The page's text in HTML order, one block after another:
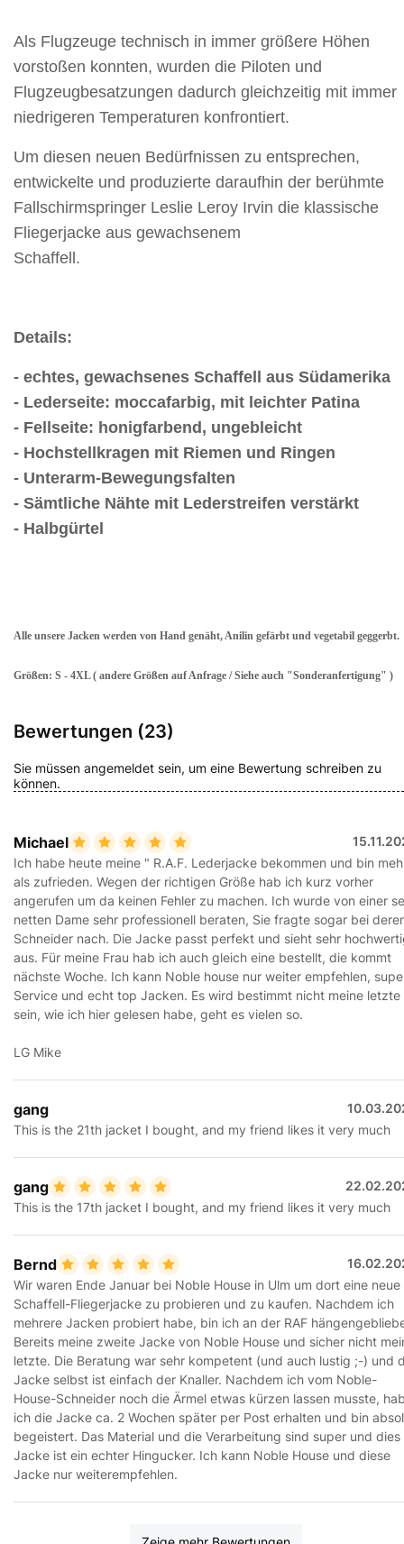
Als Flugzeuge technisch in immer größere Höhen
vorstoßen konnten, wurden die Piloten und
Flugzeugbesatzungen dadurch gleichzeitig mit immer
niedrigeren Temperaturen konfrontiert.
Um diesen neuen Bedürfnissen zu entsprechen,
entwickelte und produzierte daraufhin der berühmte
Fallschirmspringer Leslie Leroy Irvin die klassische
Fliegerjacke aus gewachsenem
Schaffell.
Details:
- echtes, gewachsenes Schaffell aus Südamerika
- Lederseite: moccafarbig, mit leichter Patina
- Fellseite: honigfarbend, ungebleicht
- Hochstellkragen mit Riemen und Ringen
- Unterarm-Bewegungsfalten
- Sämtliche Nähte mit Lederstreifen verstärkt
- Halbgürtel
Alle unsere Jacken werden von Hand genäht, Anilin gefärbt und vegetabil geggerbt.
Größen: S - 4XL ( andere Größen auf Anfrage / Siehe auch "Sonderanfertigung" )
Bewertungen (23)
Sie müssen angemeldet sein, um eine Bewertung schreiben zu
können.
Michael
Ich habe heute meine " R.A.F. Lederjacke bekommen und bin
als zufrieden. Wegen der richtigen Größe hab ich kurz vorher
angerufen um da keinen Fehler zu machen. Ich wurde von einer
netten Dame sehr professionell beraten, Sie fragte sogar bei
Schneider nach. Die Jacke passt perfekt und sieht sehr
aus. Für meine Frau hab ich auch gleich eine bestellt, die kommt
nächste Woche. Ich kann Noble house nur weiter empfehlen,
Service und echt top Jacken. Es wird bestimmt nicht meine letzte
sein, wie ich hier gelesen habe, geht es vielen so.
LG Mike
gang
This is the 21th jacket I bought, and my friend likes it very much
gang
This is the 17th jacket I bought, and my friend likes it very much
Bernd
Wir waren Ende Januar bei Noble House in Ulm um dort eine neue
Schaffell-Fliegerjacke zu probieren und zu kaufen. Nachdem ich
mehrere Jacken probiert habe, bin ich an der RAF
Bereits meine zweite Jacke von Noble House und sicher nicht
letzte. Die Beratung war sehr kompetent (und auch lustig ;-) und
Jacke selbst ist einfach der Knaller. Nachdem ich vom Noble-
House-Schneider noch die Ärmel etwas kürzen lassen musste,
ich die Jacke ca. 2 Wochen später per Post erhalten und bin
begeistert. Das Material und die Verarbeitung sind super und dies
Jacke ist ein echter Hingucker. Ich kann Noble House und diese
Jacke nur weiterempfehlen.